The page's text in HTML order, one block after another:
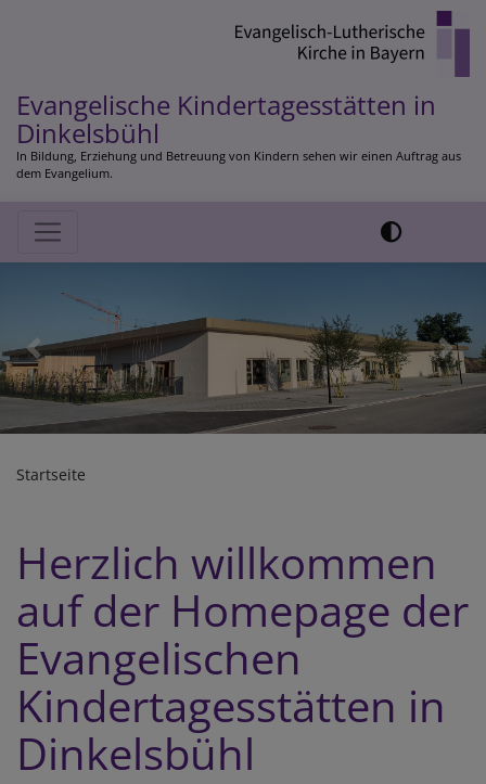
Evangelische Kindertagesstätten in
Dinkelsbühl
In Bildung, Erziehung und Betreuung von Kindern sehen wir einen Auftrag aus
dem Evangelium.
Hauptnavigation
Previous Next
Startseite
Herzlich willkommen
auf der Homepage der
Evangelischen
Kindertagesstätten in
Dinkelsbühl